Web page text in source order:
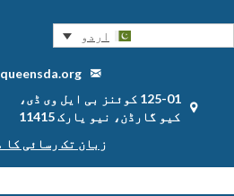
اردو
125-01 کوئنز بی ایل وی ڈی،
کیو گارڈن، نیو یارک 11415
زبان تک رسائی کا